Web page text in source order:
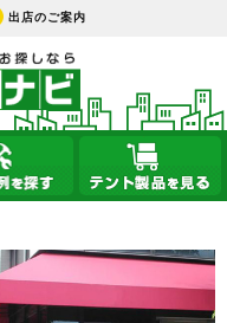
出店のご案内